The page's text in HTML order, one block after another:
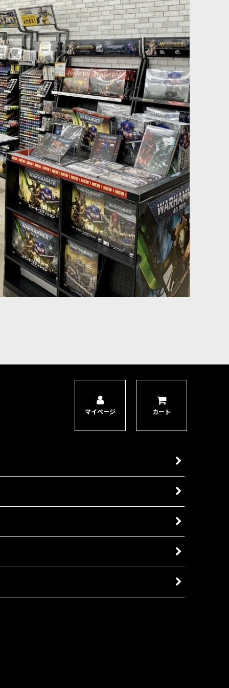
敗の神に膝を屈してから今に至るまで、第一中隊長の座につ
・ブライトハウラー」。彼らを操るディーモンははきわめて
な敵（あるいは一時的な同盟者）たちは、死の粘液に呑まれ
ル〉の恩恵に満ちた彼らに与えるダメージは、過剰と思われ
の中に敵を巻き込んでいく。彼らは〈ナーグル神〉の災いに
42-16]
[デスガード] ティファウス：ヘラルド・オヴ・プレー
グ・ゴッド[43-53]
6,600円(税込)
マイページ カート